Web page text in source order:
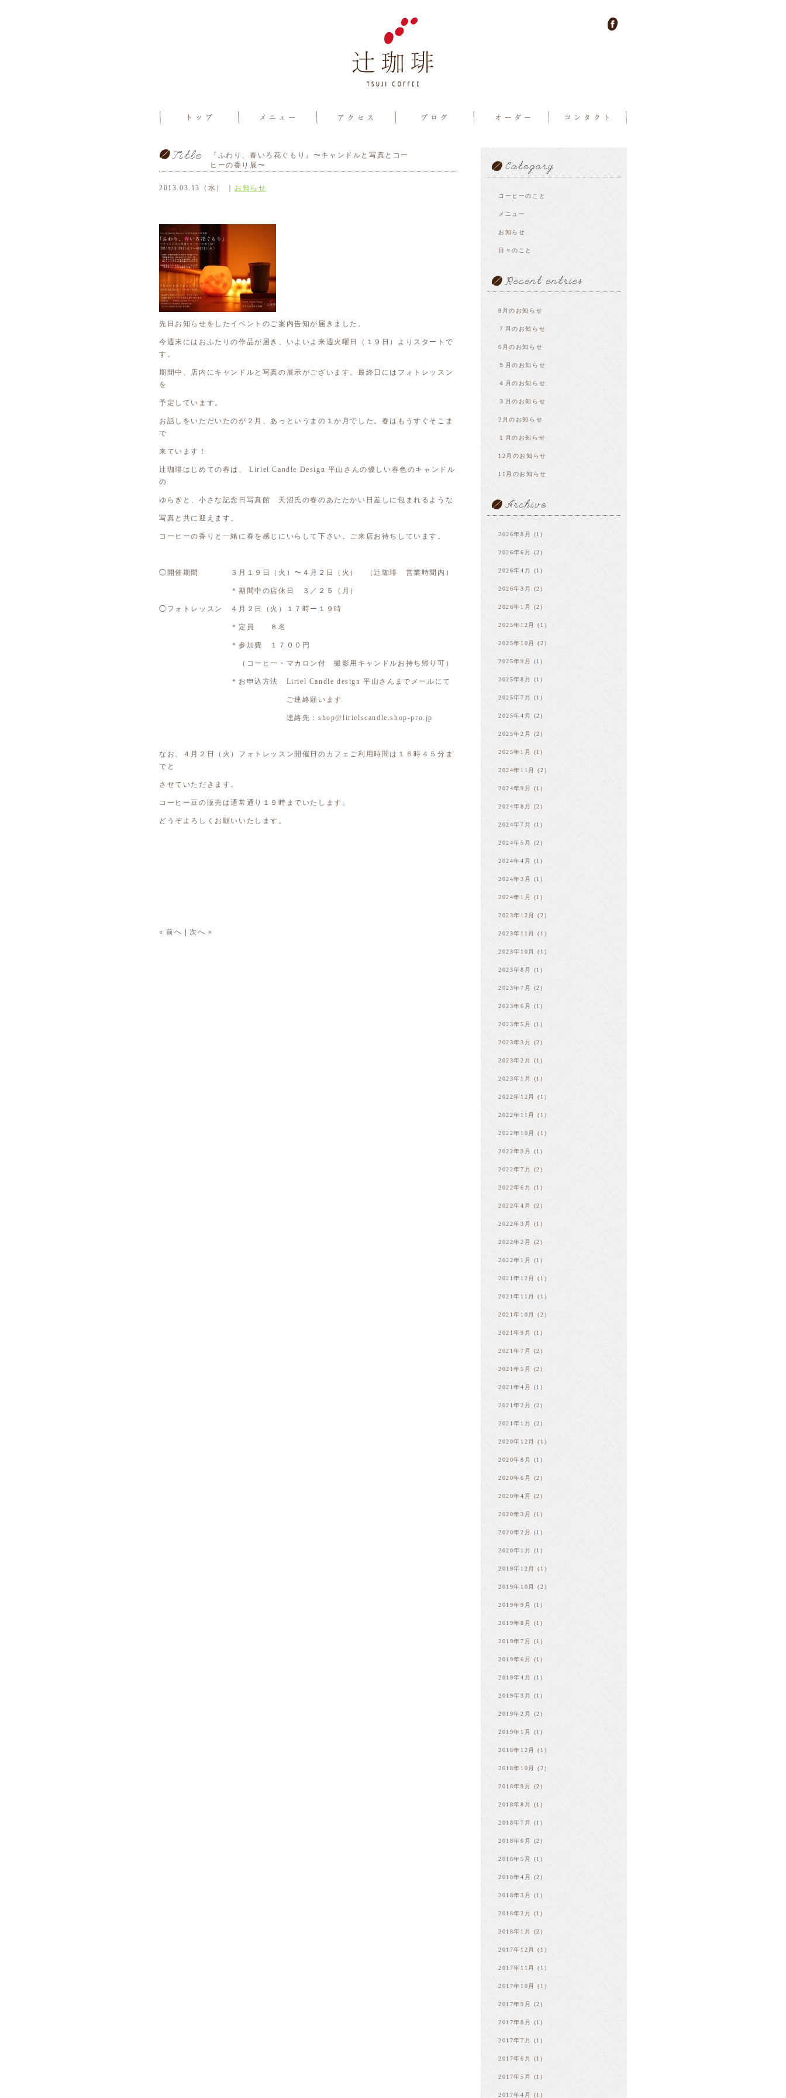
『ふわり、春いろ花ぐもり』〜キャンドルと写真とコー
ヒーの香り展〜
2013.03.13（水） ｜ お知らせ
先日お知らせをしたイベントのご案内告知が届きました。
今週末にはおふたりの作品が届き、いよいよ来週火曜日（１９日）よりスタートで
す。
期間中、店内にキャンドルと写真の展示がございます。最終日にはフォトレッスン
を
予定しています。
お話しをいただいたのが２月、あっというまの１か月でした。春はもうすぐそこま
で
来ています！
辻珈琲はじめての春は、 Liriel Candle Design 平山さんの優しい春色のキャンドル
の
ゆらぎと、小さな記念日写真館 天沼氏の春のあたたかい日差しに包まれるような
写真と共に迎えます。
コーヒーの香りと一緒に春を感じにいらして下さい。ご来店お待ちしています。
◯開催期間 ３月１９日（火）〜４月２日（火） （辻珈琲 営業時間内）
＊期間中の店休日 ３／２５（月）
◯フォトレッスン ４月２日（火）１７時ー１９時
＊定員 ８名
＊参加費 １７００円
（コーヒー・マカロン付 撮影用キャンドルお持ち帰り可）
＊お申込方法 Liriel Candle design 平山さんまでメールにて
ご連絡願います
連絡先：shop@lirielscandle.shop-pro.jp
なお、４月２日（火）フォトレッスン開催日のカフェご利用時間は１６時４５分ま
でと
させていただきます。
コーヒー豆の販売は通常通り１９時までいたします。
どうぞよろしくお願いいたします。
« 前へ 次へ »
コーヒーのこと
メニュー
お知らせ
日々のこと
8月のお知らせ
７月のお知らせ
6月のお知らせ
５月のお知らせ
４月のお知らせ
３月のお知らせ
2月のお知らせ
１月のお知らせ
12月のお知らせ
11月のお知らせ
2026年8月 (1)
2026年6月 (2)
2026年4月 (1)
2026年3月 (2)
2026年1月 (2)
2025年12月 (1)
2025年10月 (2)
2025年9月 (1)
2025年8月 (1)
2025年7月 (1)
2025年4月 (2)
2025年2月 (2)
2025年1月 (1)
2024年11月 (2)
2024年9月 (1)
2024年8月 (2)
2024年7月 (1)
2024年5月 (2)
2024年4月 (1)
2024年3月 (1)
2024年1月 (1)
2023年12月 (2)
2023年11月 (1)
2023年10月 (1)
2023年8月 (1)
2023年7月 (2)
2023年6月 (1)
2023年5月 (1)
2023年3月 (2)
2023年2月 (1)
2023年1月 (1)
2022年12月 (1)
2022年11月 (1)
2022年10月 (1)
2022年9月 (1)
2022年7月 (2)
2022年6月 (1)
2022年4月 (2)
2022年3月 (1)
2022年2月 (2)
2022年1月 (1)
2021年12月 (1)
2021年11月 (1)
2021年10月 (2)
2021年9月 (1)
2021年7月 (2)
2021年5月 (2)
2021年4月 (1)
2021年2月 (2)
2021年1月 (2)
2020年12月 (1)
2020年8月 (1)
2020年6月 (2)
2020年4月 (2)
2020年3月 (1)
2020年2月 (1)
2020年1月 (1)
2019年12月 (1)
2019年10月 (2)
2019年9月 (1)
2019年8月 (1)
2019年7月 (1)
2019年6月 (1)
2019年4月 (1)
2019年3月 (1)
2019年2月 (2)
2019年1月 (1)
2018年12月 (1)
2018年10月 (2)
2018年9月 (2)
2018年8月 (1)
2018年7月 (1)
2018年6月 (2)
2018年5月 (1)
2018年4月 (2)
2018年3月 (1)
2018年2月 (1)
2018年1月 (2)
2017年12月 (1)
2017年11月 (1)
2017年10月 (1)
2017年9月 (2)
2017年8月 (1)
2017年7月 (1)
2017年6月 (1)
2017年5月 (1)
2017年4月 (1)